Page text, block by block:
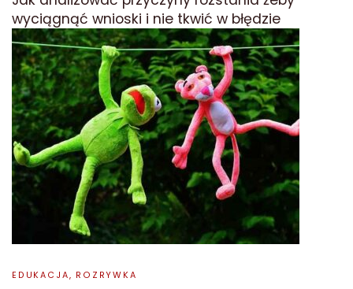
wyciągnąć wnioski i nie tkwić w błędzie
EDUKACJA, ROZRYWKA